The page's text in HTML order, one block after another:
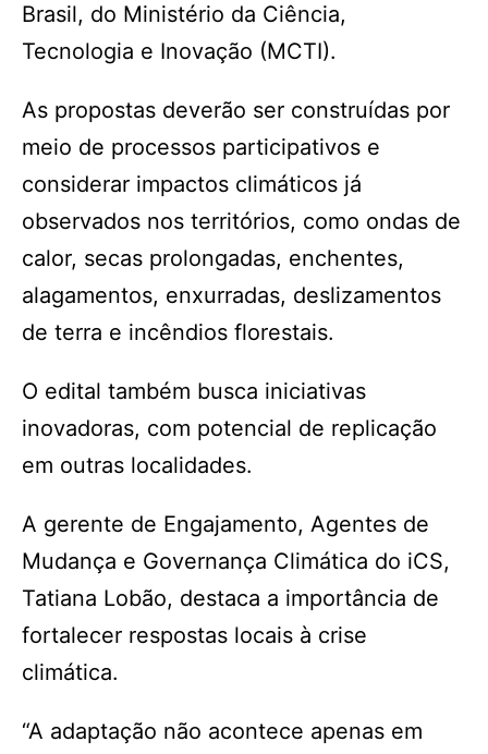
Brasil, do Ministério da Ciência,
Tecnologia e Inovação (MCTI).
As propostas deverão ser construídas por
meio de processos participativos e
considerar impactos climáticos já
observados nos territórios, como ondas de
calor, secas prolongadas, enchentes,
alagamentos, enxurradas, deslizamentos
de terra e incêndios florestais.
O edital também busca iniciativas
inovadoras, com potencial de replicação
em outras localidades.
A gerente de Engajamento, Agentes de
Mudança e Governança Climática do iCS,
Tatiana Lobão, destaca a importância de
fortalecer respostas locais à crise
climática.
“A adaptação não acontece apenas em